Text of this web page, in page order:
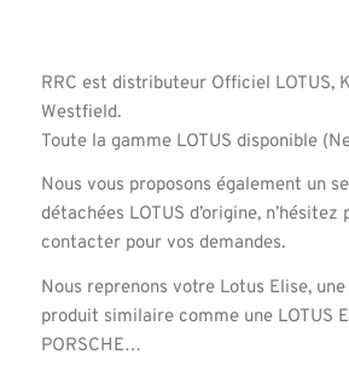
RRC est distributeur Officiel LOTUS,
Westfield.
Toute la gamme LOTUS disponible
Nous vous proposons également un
détachées LOTUS d’origine, n’hésitez
contacter pour vos demandes.
Nous reprenons votre Lotus Elise,
produit similaire comme une LOTUS
PORSCHE…